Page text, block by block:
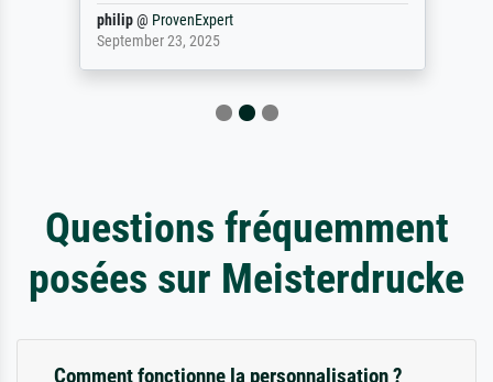
philip@ProvenExpert
September 23, 2025
Questions fréquemment
posées sur Meisterdrucke
Comment fonctionne la personnalisation ?